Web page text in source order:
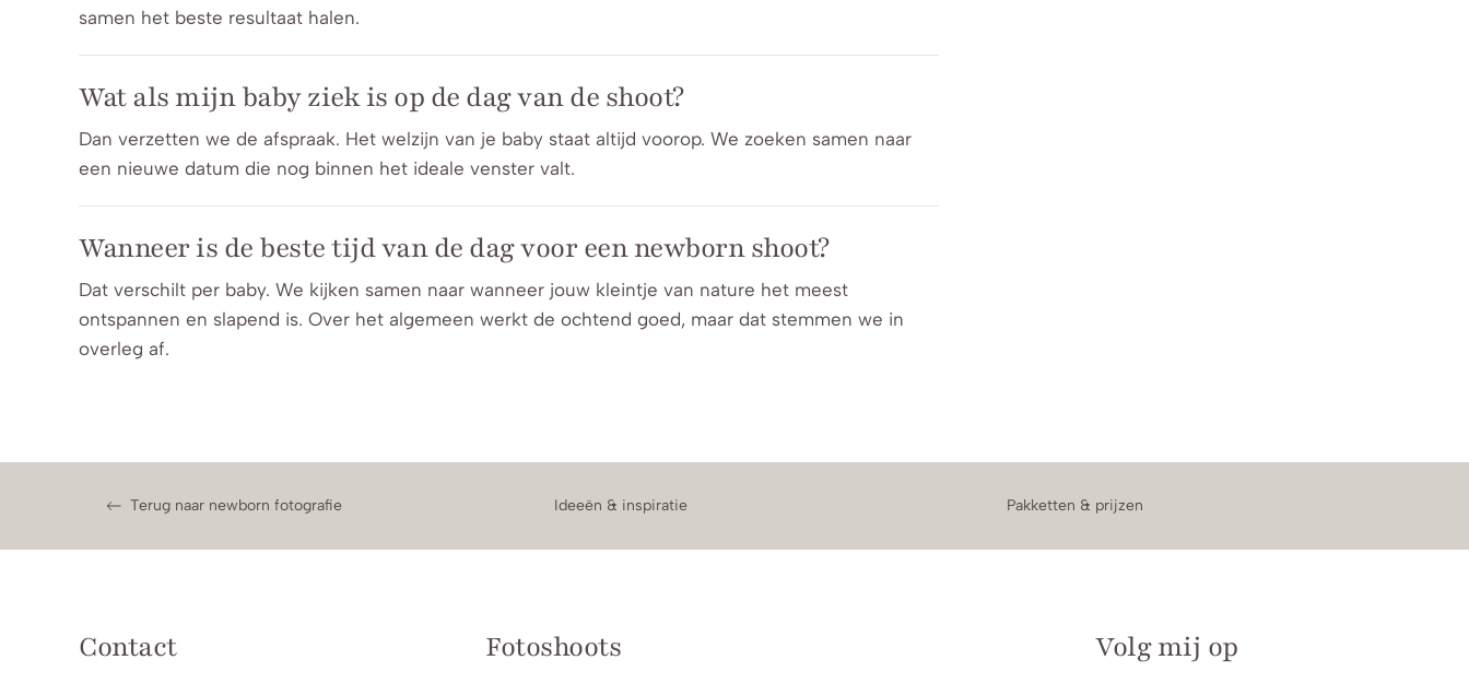
samen het beste resultaat halen.
Wat als mijn baby ziek is op de dag van de shoot?
Dan verzetten we de afspraak. Het welzijn van je baby staat altijd voorop. We zoeken samen naar
een nieuwe datum die nog binnen het ideale venster valt.
Wanneer is de beste tijd van de dag voor een newborn shoot?
Dat verschilt per baby. We kijken samen naar wanneer jouw kleintje van nature het meest
ontspannen en slapend is. Over het algemeen werkt de ochtend goed, maar dat stemmen we in
overleg af.
Terug naar newborn fotografie Ideeën & inspiratie Pakketten & prijzen
Contact Fotoshoots Volg mij op